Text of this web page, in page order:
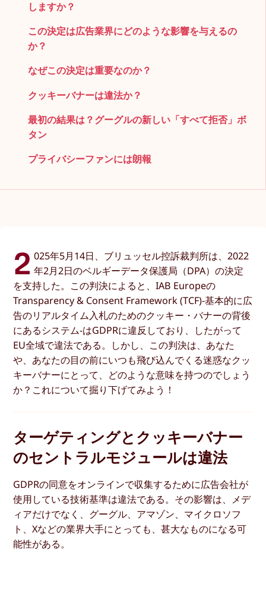
しますか？
この決定は広告業界にどのような影響を与えるの
か？
なぜこの決定は重要なのか？
クッキーバナーは違法か？
最初の結果は？グーグルの新しい「すべて拒否」ボ
タン
プライバシーファンには朗報
2 025年5月14日、ブリュッセル控訴裁判所は、2022
年2月2日のベルギーデータ保護局（DPA）の決定
を支持した。この判決によると、IAB Europeの
Transparency & Consent Framework (TCF)-基本的に広
告のリアルタイム入札のためのクッキー・バナーの背後
にあるシステム-はGDPRに違反しており、したがって
EU全域で違法である。しかし、この判決は、あなた
や、あなたの目の前にいつも飛び込んでくる迷惑なクッ
キーバナーにとって、どのような意味を持つのでしょう
か？これについて掘り下げてみよう！
ターゲティングとクッキーバナー
のセントラルモジュールは違法
GDPRの同意をオンラインで収集するために広告会社が
使用している技術基準は違法である。その影響は、メデ
ィアだけでなく、グーグル、アマゾン、マイクロソフ
ト、Xなどの業界大手にとっても、甚大なものになる可
能性がある。